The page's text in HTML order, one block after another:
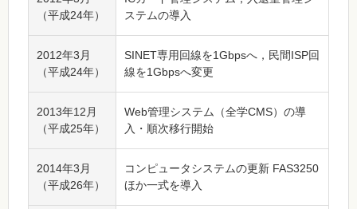
（平成24年）
ステムの導入
2012年3月
（平成24年）
SINET専用回線を1Gbpsへ，民間ISP回
線を1Gbpsへ変更
2013年12月
（平成25年）
Web管理システム（全学CMS）の導
入・順次移行開始
2014年3月
（平成26年）
コンピュータシステムの更新 FAS3250
ほか一式を導入